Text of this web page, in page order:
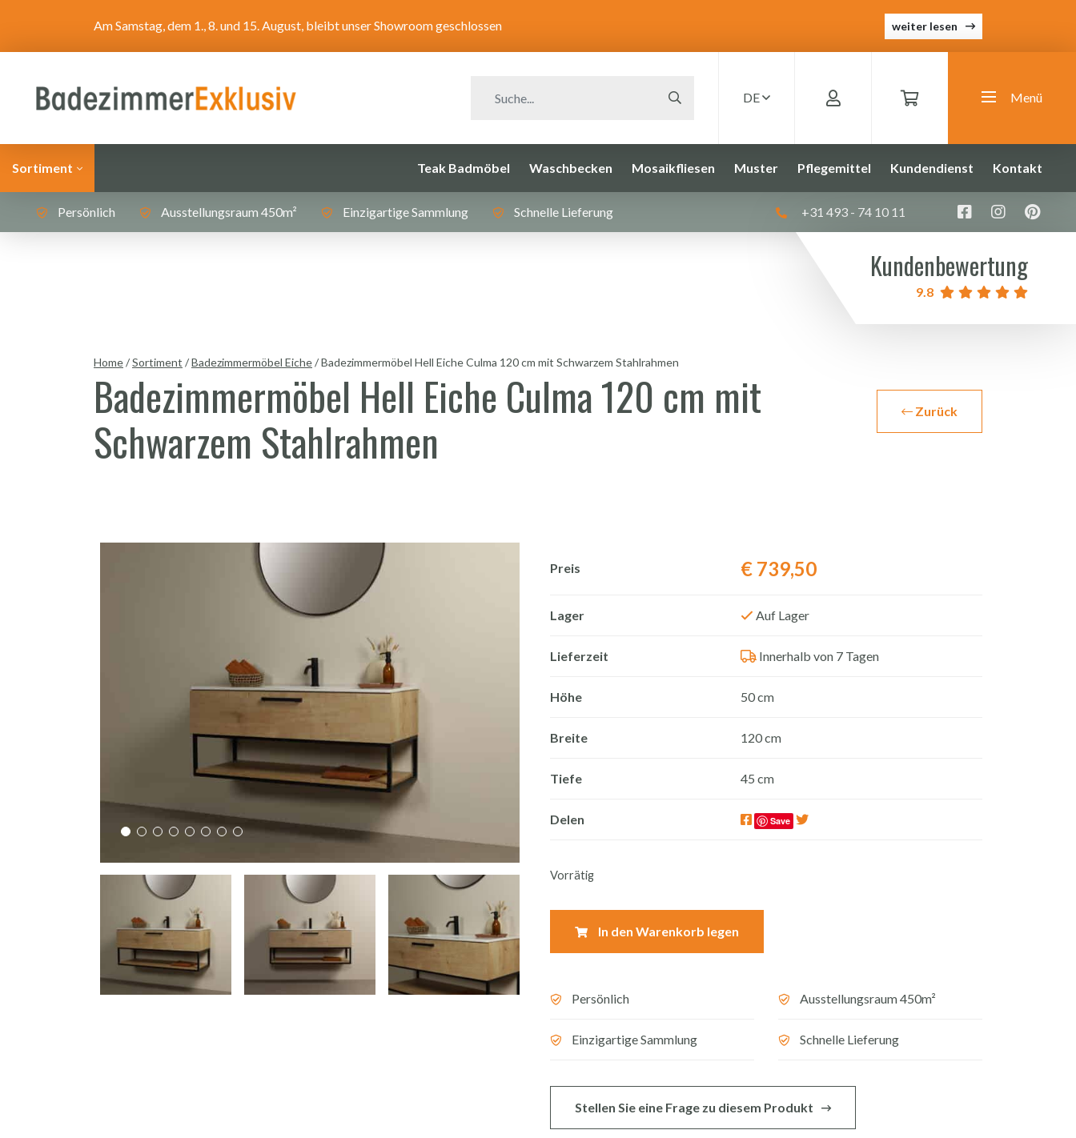
Am Samstag, dem 1., 8. und 15. August, bleibt unser Showroom geschlossen weiter lesen
DE Menü
Sortiment Teak Badmöbel Waschbecken Mosaikfliesen Muster Pflegemittel Kundendienst Kontakt
Persönlich Ausstellungsraum 450m² Einzigartige Sammlung Schnelle Lieferung +31 493 - 74 10 11
Kundenbewertung
9.8
Home/Sortiment /Badezimmermöbel Eiche/Badezimmermöbel Hell Eiche Culma 120 cm mit Schwarzem Stahlrahmen
Badezimmermöbel Hell Eiche Culma 120 cm mit
Schwarzem Stahlrahmen
Zurück
Preis €739,50
Lager Auf Lager
Lieferzeit Innerhalb von 7 Tagen
Höhe 50 cm
Breite 120 cm
Tiefe 45 cm
Delen Save
Vorrätig
In den Warenkorb legen
Persönlich Ausstellungsraum 450m²
Einzigartige Sammlung Schnelle Lieferung
Stellen Sie eine Frage zu diesem Produkt